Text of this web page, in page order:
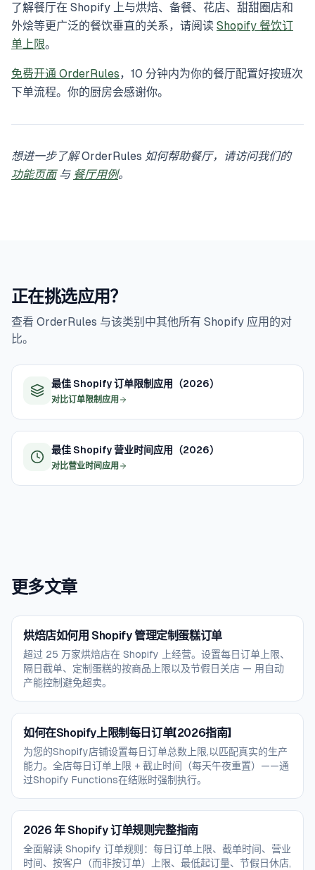
了解餐厅在 Shopify 上与烘焙、备餐、花店、甜甜圈店和
外烩等更广泛的餐饮垂直的关系，请阅读 Shopify 餐饮订
单上限。
免费开通 OrderRules，10 分钟内为你的餐厅配置好按班次
下单流程。你的厨房会感谢你。
想进一步了解 OrderRules 如何帮助餐厅，请访问我们的
功能页面与 餐厅用例。
正在挑选应用？
查看 OrderRules 与该类别中其他所有 Shopify 应用的对
比。
最佳 Shopify 订单限制应用（2026）
对比订单限制应用
最佳 Shopify 营业时间应用（2026）
对比营业时间应用
更多文章
烘焙店如何用 Shopify 管理定制蛋糕订单
超过 25 万家烘焙店在 Shopify 上经营。设置每日订单上限、
隔日截单、定制蛋糕的按商品上限以及节假日关店 — 用自动
产能控制避免超卖。
如何在Shopify上限制每日订单【2026指南】
为您的Shopify店铺设置每日订单总数上限,以匹配真实的生产
能力。全店每日订单上限 + 截止时间（每天午夜重置）——通
过Shopify Functions在结账时强制执行。
2026 年 Shopify 订单规则完整指南
全面解读 Shopify 订单规则：每日订单上限、截单时间、营业
时间、按客户（而非按订单）上限、最低起订量、节假日休店,